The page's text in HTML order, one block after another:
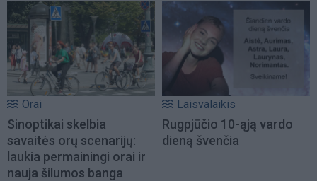
Orai
Sinoptikai skelbia
savaitės orų scenarijų:
laukia permainingi orai ir
nauja šilumos banga
Laisvalaikis
Rugpjūčio 10-ąją vardo
dieną švenčia